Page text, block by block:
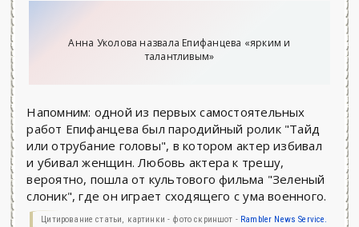
Анна Уколова назвала Епифанцева «ярким и
талантливым»
Напомним: одной из первых самостоятельных
работ Епифанцева был пародийный ролик "Тайд
или отрубание головы", в котором актер избивал
и убивал женщин. Любовь актера к трешу,
вероятно, пошла от культового фильма "Зеленый
слоник", где он играет сходящего с ума военного.
Цитирование статьи, картинки - фото скриншот - Rambler News Service.